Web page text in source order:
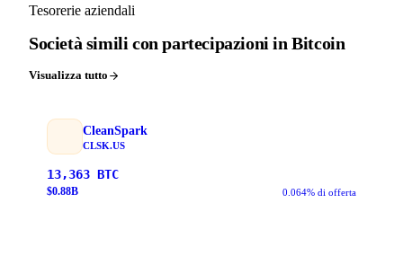
Tesorerie aziendali
Società simili con partecipazioni in Bitcoin
Visualizza tutto
CleanSpark
CLSK.US
13,363 BTC
$0.88B 0.064% di offerta